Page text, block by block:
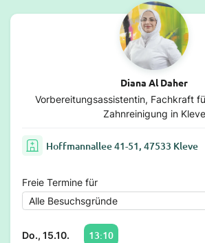
Diana Al Daher
Vorbereitungsassistentin, Fachkraft
Zahnreinigung in Kleve
Hoffmannallee 41-51, 47533 Kleve
Freie Termine für
Do., 15.10. 13:10